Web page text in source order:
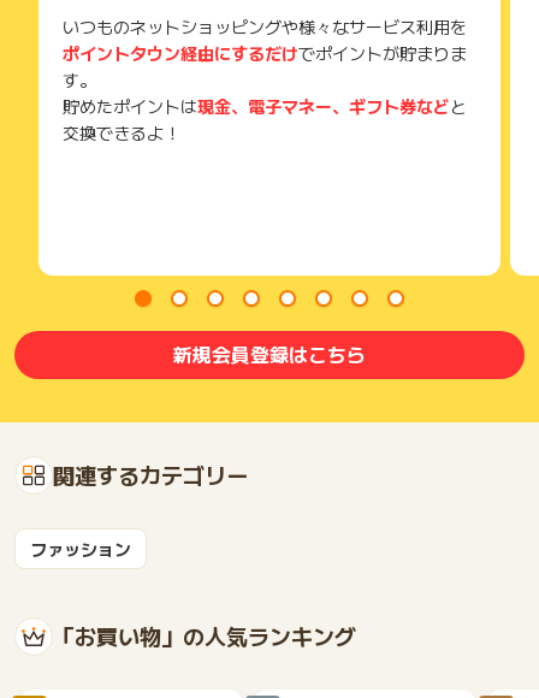
いつものネットショッピングや様々なサービス利用を
ポイントタウン経由にするだけでポイントが貯まりま
す。
貯めたポイントは現金、電子マネー、ギフト券などと
交換できるよ！
新規会員登録はこちら
関連するカテゴリー
ファッション
「お買い物」の人気ランキング